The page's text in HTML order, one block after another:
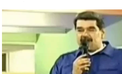
Nicolás Maduro: "Es
genocidio en pleno siglo XXI" |
que el rey de España avale